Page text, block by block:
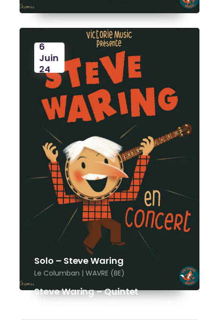
6
Juin
24
Solo – Steve Waring
Le Columban | WAVRE (BE)
Steve Waring – Quintet